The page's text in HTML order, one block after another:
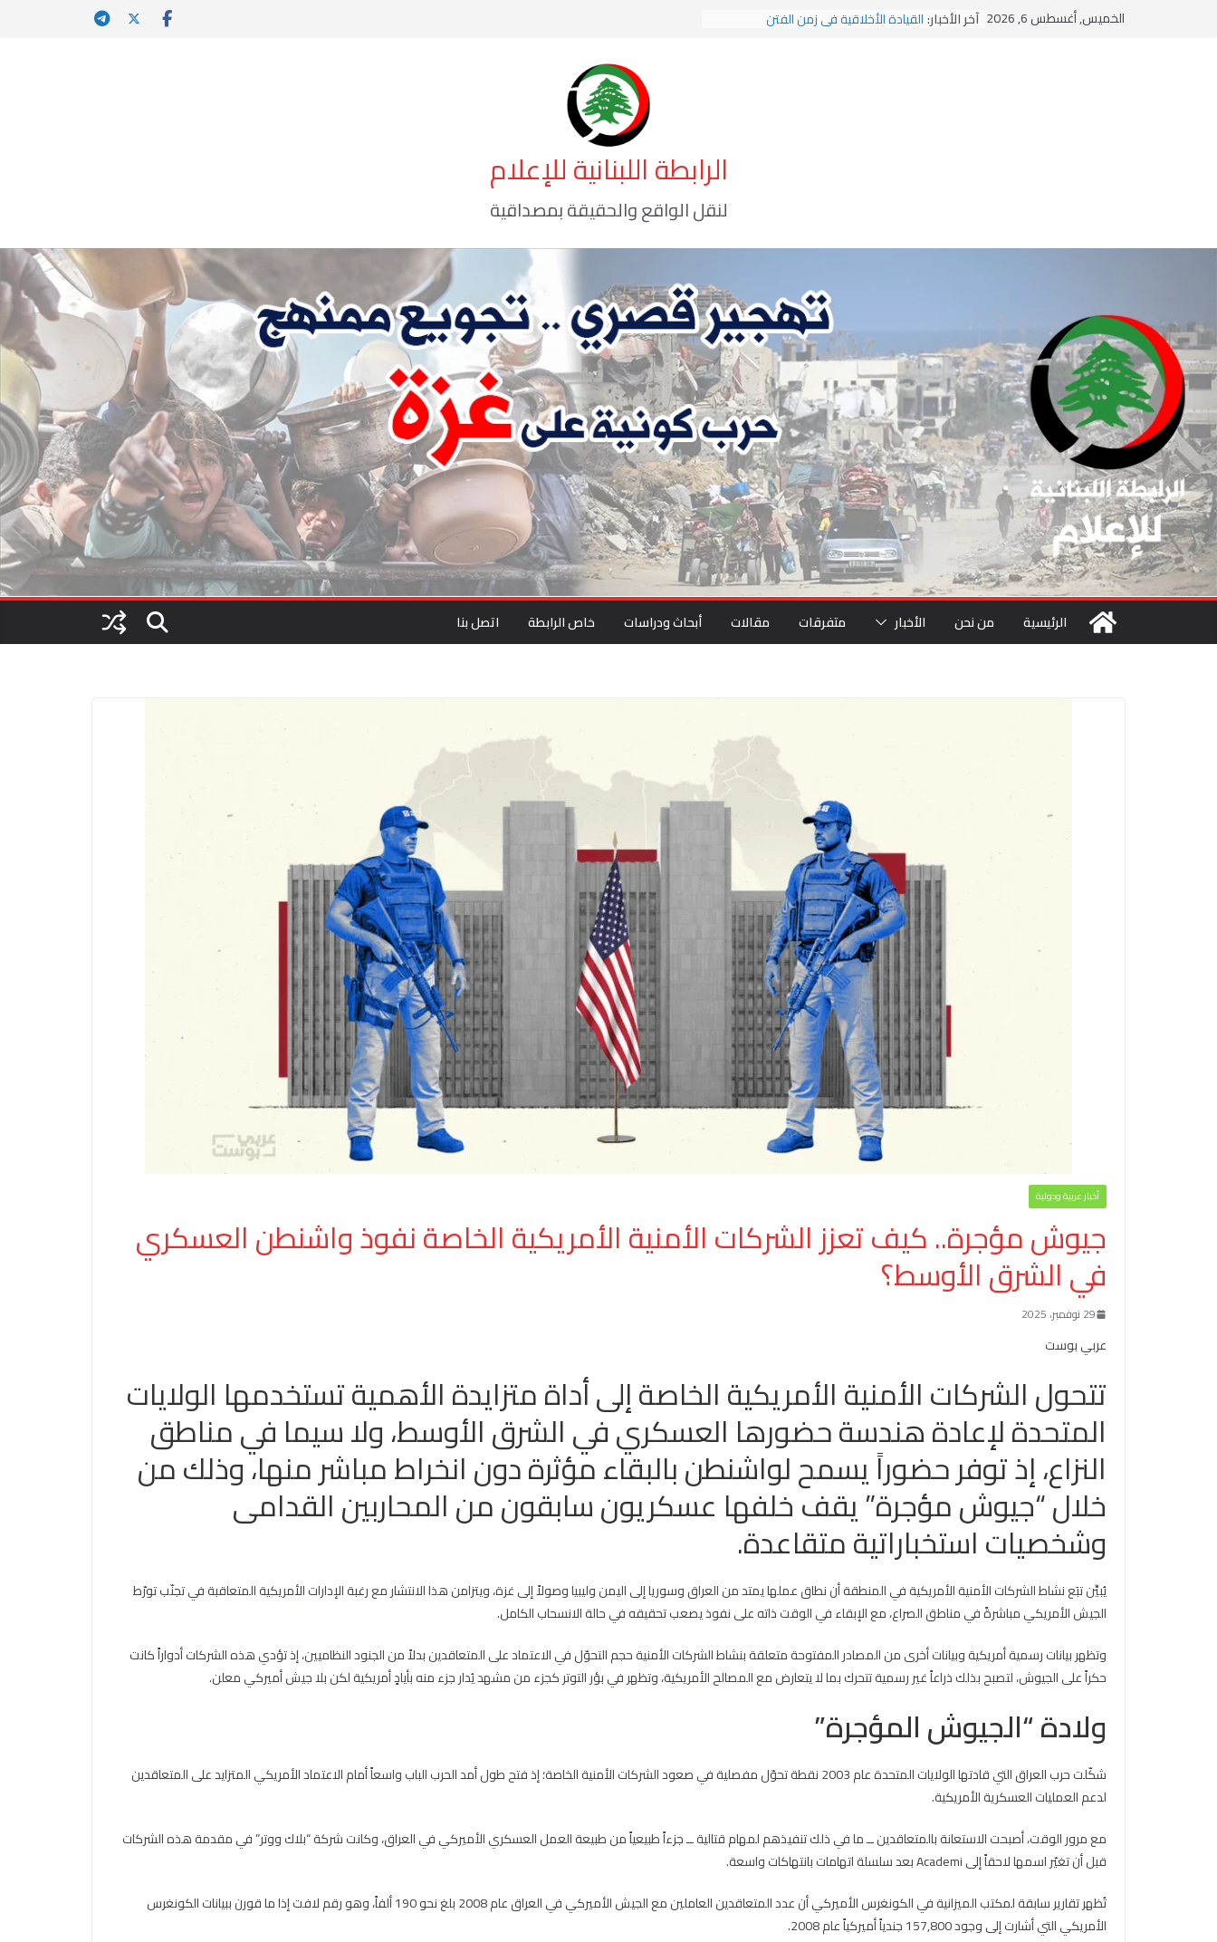
الخميس, أغسطس 6, 2026 آخر الأخبار:القيادة الأخلاقية في زمن الفتن
الرابطة اللبنانية للإعلام
لنقل الواقع والحقيقة بمصداقية
الرئيسية من نحن الأخبار متفرقات مقالات أبحاث ودراسات خاص الرابطة اتصل بنا
أخبار عربية ودولية
جيوش مؤجرة.. كيف تعزز الشركات الأمنية الأمريكية الخاصة نفوذ واشنطن العسكري
في الشرق الأوسط؟
29 نوفمبر، 2025
عربي بوست
تتحول الشركات الأمنية الأمريكية الخاصة إلى أداة متزايدة الأهمية تستخدمها الولايات
المتحدة لإعادة هندسة حضورها العسكري في الشرق الأوسط، ولا سيما في مناطق
النزاع، إذ توفر حضوراً يسمح لواشنطن بالبقاء مؤثرة دون انخراط مباشر منها، وذلك من
خلال “جيوش مؤجرة” يقف خلفها عسكريون سابقون من المحاربين القدامى
وشخصيات استخباراتية متقاعدة.
يُبيِّن تبَع نشاط الشركات الأمنية الأمريكية في المنطقة أن نطاق عملها يمتد من العراق وسوريا إلى اليمن وليبيا وصولاً إلى غزة، ويتزامن هذا الانتشار مع رغبة الإدارات الأمريكية المتعاقبة في تجنّب تورّط
الجيش الأمريكي مباشرةً في مناطق الصراع، مع الإبقاء في الوقت ذاته على نفوذ يصعب تحقيقه في حالة الانسحاب الكامل.
وتظهر بيانات رسمية أمريكية وبيانات أخرى من المصادر المفتوحة متعلقة بنشاط الشركات الأمنية حجم التحوّل في الاعتماد على المتعاقدين بدلاً من الجنود النظاميين، إذ تؤدي هذه الشركات أدواراً كانت
حكراً على الجيوش، لتصبح بذلك ذراعاً غير رسمية تتحرك بما لا يتعارض مع المصالح الأمريكية، وتظهر في بؤر التوتر كجزء من مشهد يُدار جزء منه بأيادٍ أمريكية لكن بلا جيش أميركي معلن.
ولادة “الجيوش المؤجرة”
شكّلت حرب العراق التي قادتها الولايات المتحدة عام 2003 نقطة تحوّل مفصلية في صعود الشركات الأمنية الخاصة؛ إذ فتح طول أمد الحرب الباب واسعاً أمام الاعتماد الأمريكي المتزايد على المتعاقدين
لدعم العمليات العسكرية الأمريكية.
مع مرور الوقت، أصبحت الاستعانة بالمتعاقدين ــ ما في ذلك تنفيذهم لمهام قتالية ــ جزءاً طبيعياً من طبيعة العمل العسكري الأميركي في العراق، وكانت شركة “بلاك ووتر” في مقدمة هذه الشركات
قبل أن تغيّر اسمها لاحقاً إلى Academi بعد سلسلة اتهامات بانتهاكات واسعة.
تُظهر تقارير سابقة لمكتب الميزانية في الكونغرس الأميركي أن عدد المتعاقدين العاملين مع الجيش الأميركي في العراق عام 2008 بلغ نحو 190 ألفاً، وهو رقم لافت إذا ما قورن ببيانات الكونغرس
الأمريكي التي أشارت إلى وجود 157,800 جندياً أميركياً عام 2008.